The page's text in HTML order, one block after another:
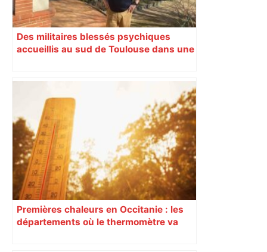
Des militaires blessés psychiques
accueillis au sud de Toulouse dans une
Premières chaleurs en Occitanie : les
départements où le thermomètre va